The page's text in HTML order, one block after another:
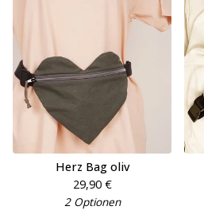
Herz Bag oliv
29,90 €
2 Optionen